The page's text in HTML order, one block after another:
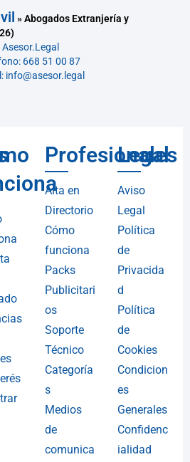
»Abogados Extranjería y
Asesor.Legal
668 51 00 87
info@asesor.legal
Profesionales
Alta en
Directorio
Cómo
funciona
Packs
Publicitari
os
Soporte
Técnico
Categoría
s
Medios
de
comunica
Legal
Aviso
Legal
Política
de
Privacida
d
Política
de
Cookies
Condicion
es
Generales
Confidenc
ialidad